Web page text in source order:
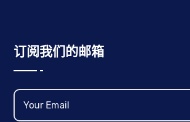
订阅我们的邮箱